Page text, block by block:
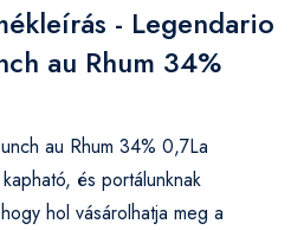
- Legendario
au Rhum 34%
au Rhum 34% 0,7La
és portálunknak
hol vásárolhatja meg a